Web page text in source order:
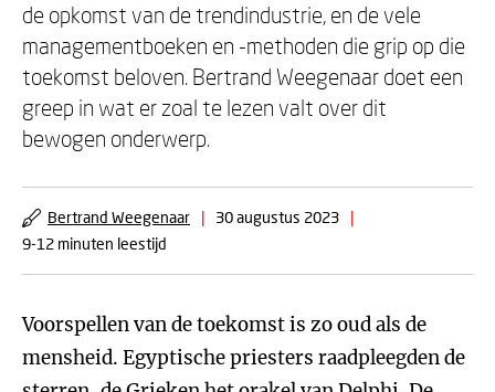
de opkomst van de trendindustrie, en de vele
managementboeken en -methoden die grip op die
toekomst beloven. Bertrand Weegenaar doet een
greep in wat er zoal te lezen valt over dit
bewogen onderwerp.
Bertrand Weegenaar | 30 augustus 2023
|
9-12 minuten leestijd
Voorspellen van de toekomst is zo oud als de
mensheid. Egyptische priesters raadpleegden de